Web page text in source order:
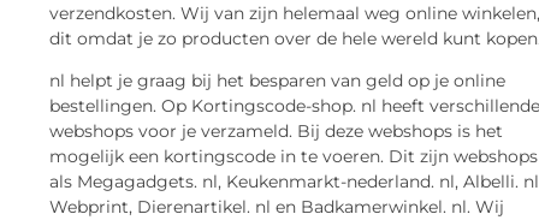
verzendkosten. Wij van zijn helemaal weg online
dit omdat je zo producten over de hele wereld kunt
nl helpt je graag bij het besparen van geld op je online
bestellingen. Op Kortingscode-shop. nl heeft
webshops voor je verzameld. Bij deze webshops is het
mogelijk een kortingscode in te voeren. Dit zijn webshops
als Megagadgets. nl, Keukenmarkt-nederland. nl, Albelli.
Webprint, Dierenartikel. nl en Badkamerwinkel. nl. Wij